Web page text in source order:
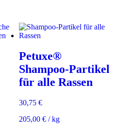
Varianten
können
auf
der
Petuxe®
Shampoo-Partikel
für alle Rassen
30,75 €
205,00 €/kg